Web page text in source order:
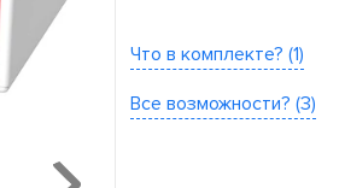
Что в комплекте? (1)
Все возможности? (3)